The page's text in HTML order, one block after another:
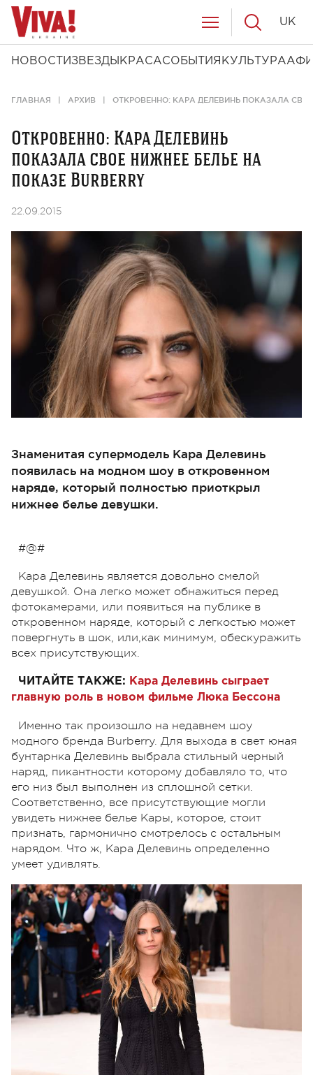
НОВОСТИ ЗВЕЗДЫ КРАСАСОБЫТИЯ КУЛЬТУРА
UK
ГЛАВНАЯ АРХИВ ОТКРОВЕННО: КАРА ДЕЛЕВИНЬ ПОКАЗАЛА СВОЕ
Откровенно: Кара Делевинь
показала свое нижнее белье на
показе Burberry
22.09.2015
Знаменитая супермодель Кара Делевинь
появилась на модном шоу в откровенном
наряде, который полностью приоткрыл
нижнее белье девушки.
#@#
Кара Делевинь является довольно смелой
девушкой. Она легко может обнажиться перед
фотокамерами, или появиться на публике в
откровенном наряде, который с легкостью может
повергнуть в шок, или,как минимум, обескуражить
всех присутствующих.
ЧИТАЙТЕ ТАКЖЕ: Кара Делевинь сыграет
главную роль в новом фильме Люка Бессона
Именно так произошло на недавнем шоу
модного бренда Burberry. Для выхода в свет юная
бунтарнка Делевинь выбрала стильный черный
наряд, пикантности которому добавляло то, что
его низ был выполнен из сплошной сетки.
Соответственно, все присутствующие могли
увидеть нижнее белье Кары, которое, стоит
признать, гармонично смотрелось с остальным
нарядом. Что ж, Кара Делевинь определенно
умеет удивлять.